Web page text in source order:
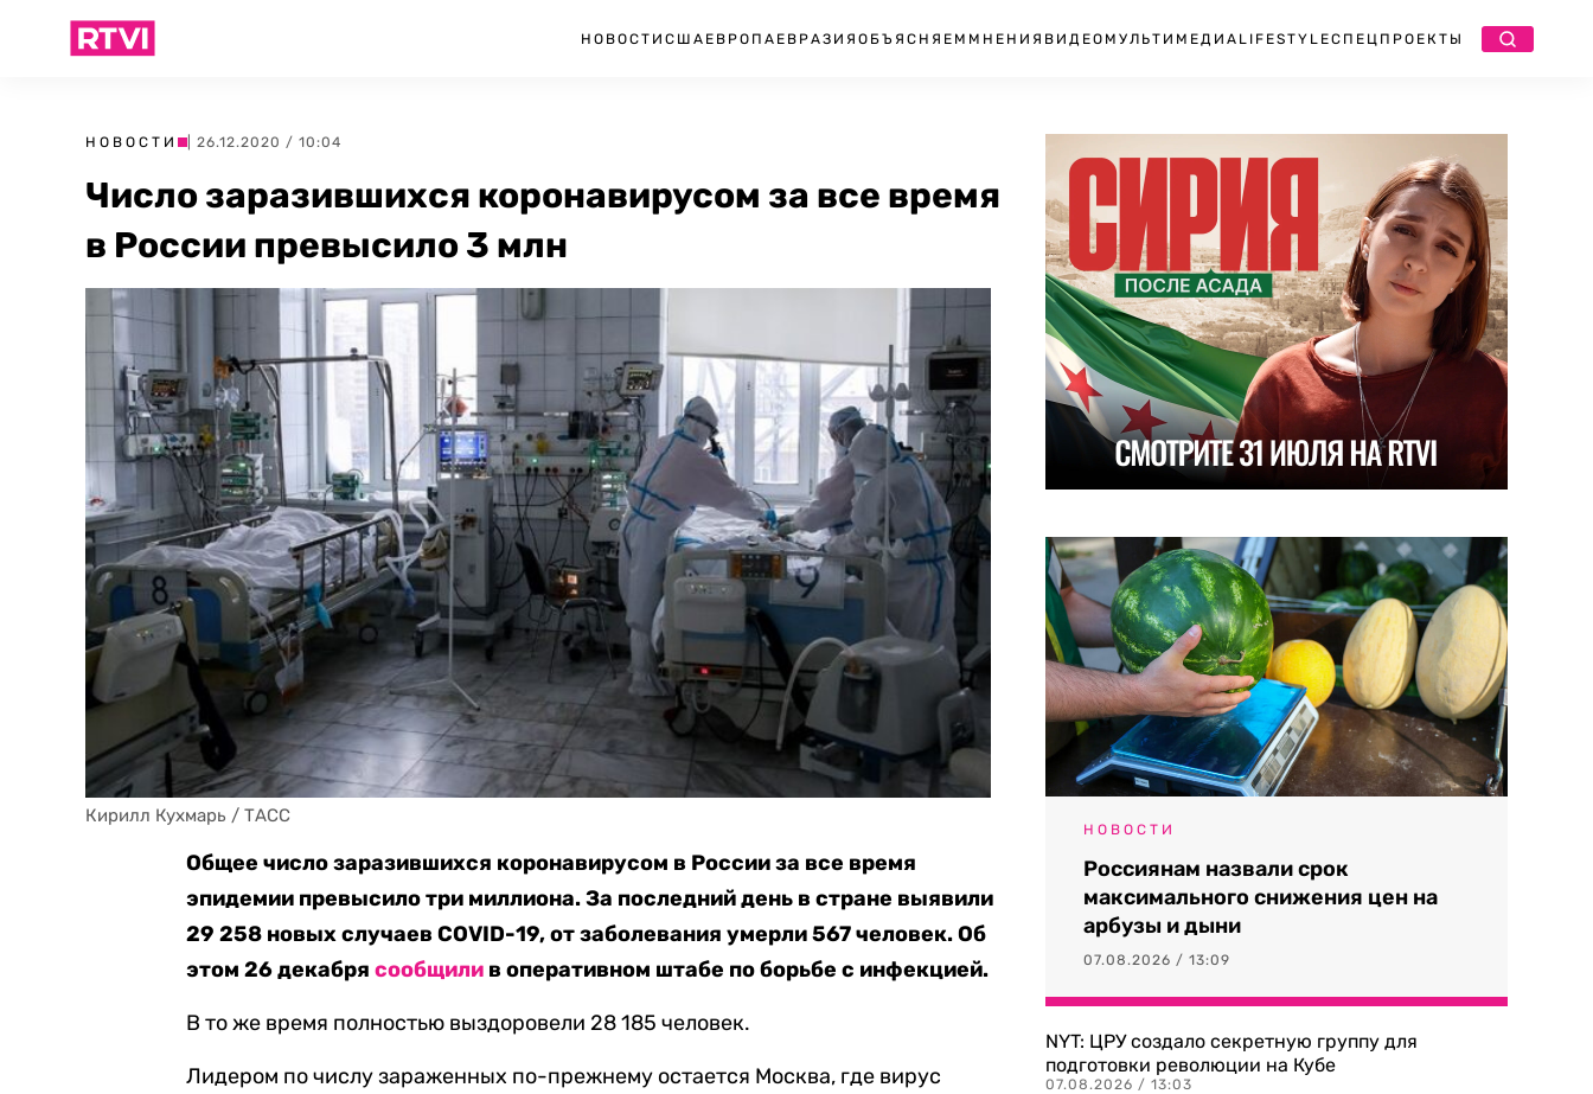
НОВОСТИ США ЕВРОПА ЕВРАЗИЯ ОБЪЯСНЯЕМ МНЕНИЯ ВИДЕО МУЛЬТИМЕДИА LIFESTYLEСПЕЦПРОЕКТЫ
НОВОСТИ | 26.12.2020 / 10:04
Число заразившихся коронавирусом за все время
в России превысило 3 млн
Кирилл Кухмарь / ТАСС
Общее число заразившихся коронавирусом в России за все время
эпидемии превысило три миллиона. За последний день в стране выявили
29 258 новых случаев COVID-19, от заболевания умерли 567 человек. Об
этом 26 декабрясообщили в оперативном штабе по борьбе с инфекцией.
В то же время полностью выздоровели 28 185 человек.
Лидером по числу зараженных по-прежнему остается Москва, где вирус
НОВОСТИ
Россиянам назвали срок
максимального снижения цен на
арбузы и дыни
07.08.2026 / 13:09
NYT: ЦРУ создало секретную группу для
подготовки революции на Кубе
07.08.2026 / 13:03